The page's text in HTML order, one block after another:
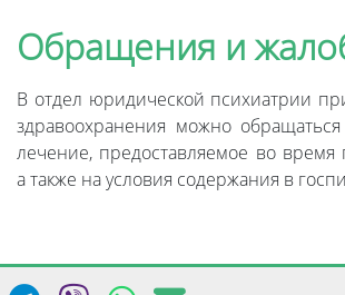
Обращения и
В отдел юридической психиатрии
здравоохранения можно
лечение, предоставляемое во время
а также на условия содержания в